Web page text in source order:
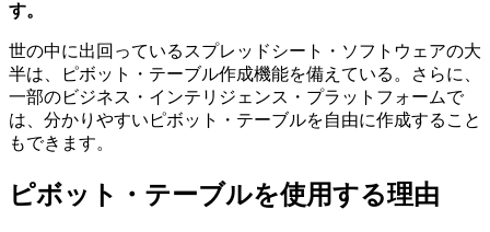
す。
世の中に出回っているスプレッドシート・ソフトウェアの大
半は、ピボット・テーブル作成機能を備えている。さらに、
一部のビジネス・インテリジェンス・プラットフォームで
は、分かりやすいピボット・テーブルを自由に作成すること
もできます。
ピボット・テーブルを使用する理由